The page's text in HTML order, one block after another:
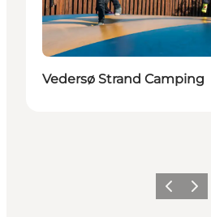
Vedersø Strand Camping
ZurückWeiter